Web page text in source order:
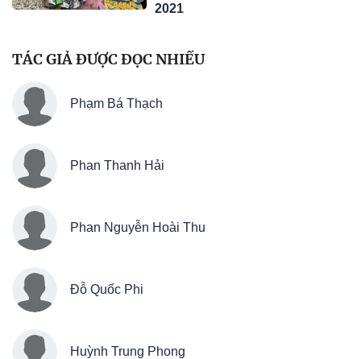
2021
TÁC GIẢ ĐƯỢC ĐỌC NHIỀU
Phạm Bá Thạch
Phan Thanh Hải
Phan Nguyễn Hoài Thu
Đỗ Quốc Phi
Huỳnh Trung Phong